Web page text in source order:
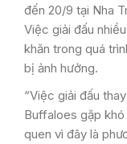
đến 20/9 tại Nha
Việc giải đấu
khăn trong quá
bị ảnh hưởng.
“Việc giải đấu
Buffaloes gặp khó
quen vì đây là